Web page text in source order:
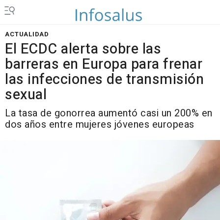
ACTUALIDAD
El ECDC alerta sobre las
barreras en Europa para frenar
las infecciones de transmisión
sexual
La tasa de gonorrea aumentó casi un 200% en
dos años entre mujeres jóvenes europeas